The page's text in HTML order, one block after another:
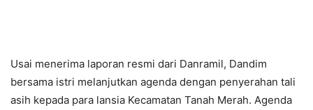
Usai menerima laporan resmi dari Danramil, Dandim
bersama istri melanjutkan agenda dengan penyerahan tali
asih kepada para lansia Kecamatan Tanah Merah. Agenda